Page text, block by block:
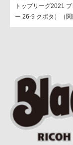
トップリーグ2021
ー 26-9 クボタ）（関